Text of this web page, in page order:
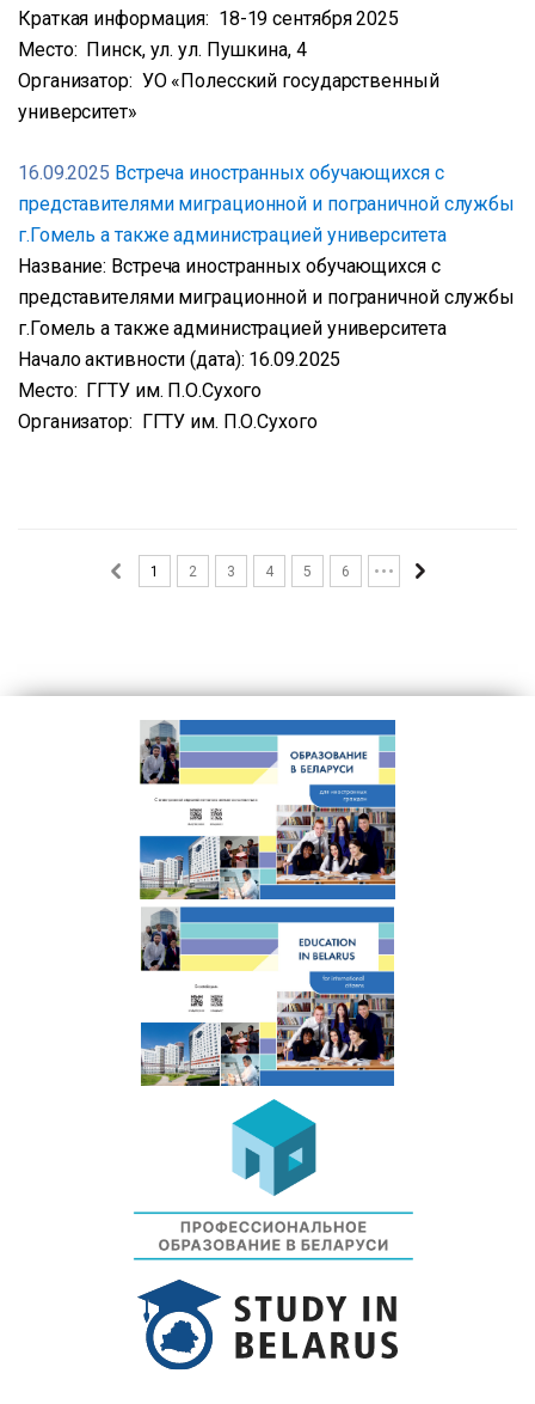
Краткая информация: 18-19 сентября 2025
Место: Пинск, ул. ул. Пушкина, 4
Организатор: УО «Полесский государственный
университет»
16.09.2025 Встреча иностранных обучающихся с
представителями миграционной и пограничной службы
г.Гомель а также администрацией университета
Название: Встреча иностранных обучающихся с
представителями миграционной и пограничной службы
г.Гомель а также администрацией университета
Начало активности (дата): 16.09.2025
Место: ГГТУ им. П.О.Сухого
Организатор: ГГТУ им. П.О.Сухого
1 2 3 4 5 6